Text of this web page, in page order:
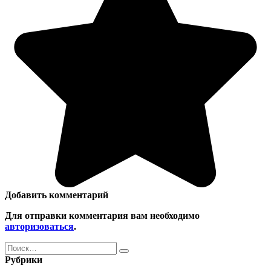
Добавить комментарий
Для отправки комментария вам необходимо
авторизоваться.
Search
for:
Рубрики